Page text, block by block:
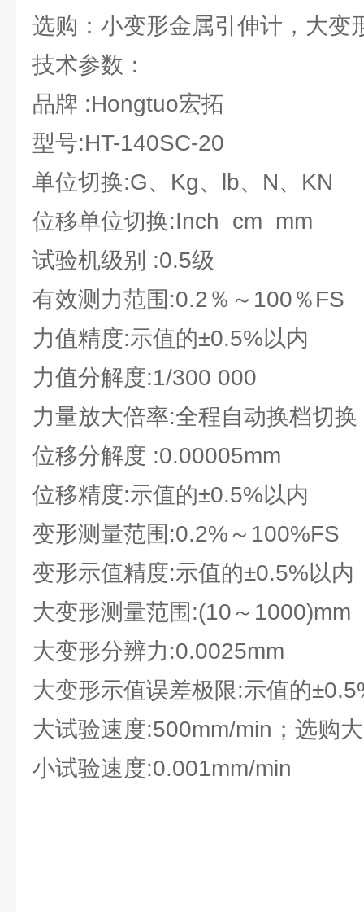
选购：小变形金属引伸计，大变
技术参数：
品牌 :Hongtuo宏拓
型号:HT-140SC-20
单位切换:G、Kg、lb、N、KN
位移单位切换:Inch cm mm
试验机级别 :0.5级
有效测力范围:0.2％～100％FS
力值精度:示值的±0.5%以内
力值分解度:1/300 000
力量放大倍率:全程自动换档切换
位移分解度 :0.00005mm
位移精度:示值的±0.5%以内
变形测量范围:0.2%～100%FS
变形示值精度:示值的±0.5%以内
大变形测量范围:(10～1000)mm
大变形分辨力:0.0025mm
大变形示值误差极限:示值的
大试验速度:500mm/min；选购
小试验速度:0.001mm/min